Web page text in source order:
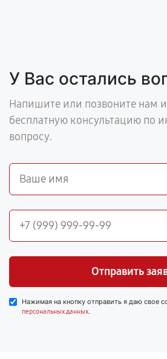
У Вас остались
Напишите или позвоните нам
бесплатную консультацию по
вопросу.
Отправить
Нажимая на кнопку отправить я даю свое
персональных данных.